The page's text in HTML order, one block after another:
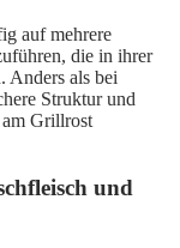
auf mehrere
die in ihrer
Anders als bei
Struktur und
am Grillrost
und